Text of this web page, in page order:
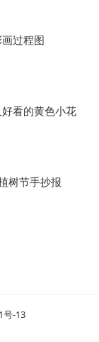
过程图
看的黄色小花
树节手抄报
号-13